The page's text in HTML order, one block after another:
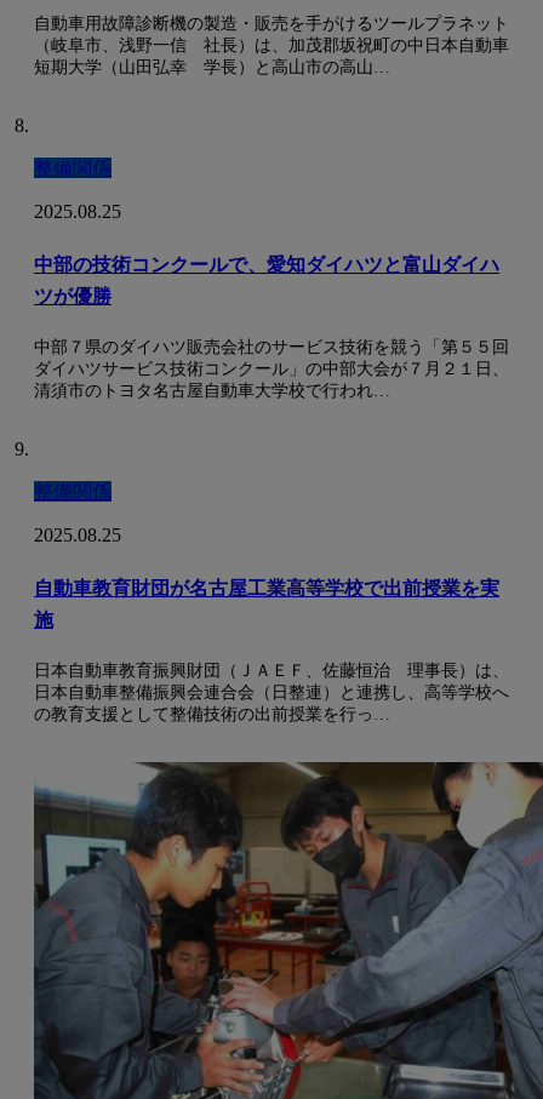
自動車用故障診断機の製造・販売を手がけるツールプラネット
（岐阜市、浅野一信 社長）は、加茂郡坂祝町の中日本自動車
短期大学（山田弘幸 学長）と高山市の高山…
整備関係
2025.08.25
中部の技術コンクールで、愛知ダイハツと富山ダイハ
ツが優勝
中部７県のダイハツ販売会社のサービス技術を競う「第５５回
ダイハツサービス技術コンクール」の中部大会が７月２１日、
清須市のトヨタ名古屋自動車大学校で行われ…
整備関係
2025.08.25
自動車教育財団が名古屋工業高等学校で出前授業を実
施
日本自動車教育振興財団（ＪＡＥＦ、佐藤恒治 理事長）は、
日本自動車整備振興会連合会（日整連）と連携し、高等学校へ
の教育支援として整備技術の出前授業を行っ…